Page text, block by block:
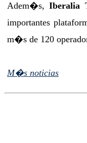
Adem�s,Iberalia
importantes
m�s de 120
M�s noticias